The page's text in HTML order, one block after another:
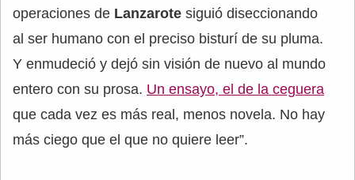
operaciones de Lanzarote siguió diseccionando
al ser humano con el preciso bisturí de su pluma.
Y enmudeció y dejó sin visión de nuevo al mundo
entero con su prosa. Un ensayo, el de la ceguera
que cada vez es más real, menos novela. No hay
más ciego que el que no quiere leer”.